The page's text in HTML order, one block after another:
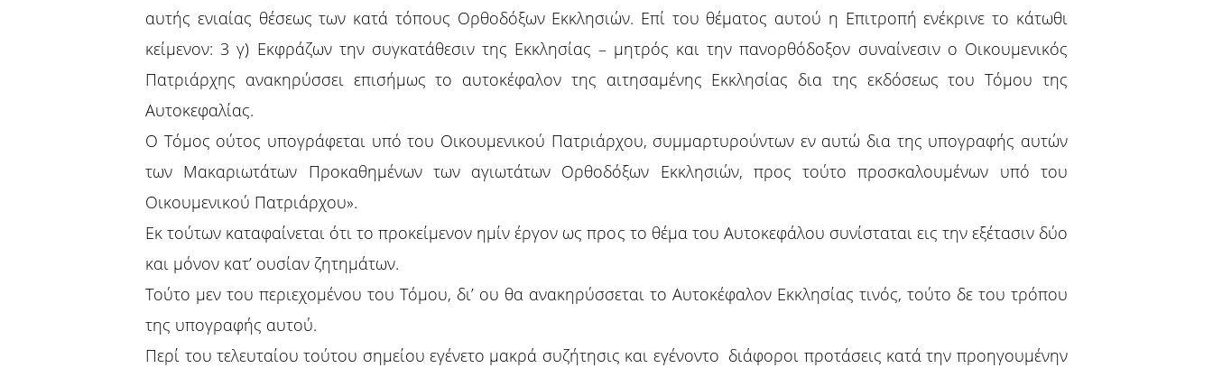
αυτής ενιαίας θέσεως των κατά τόπους Ορθοδόξων Εκκλησιών. Επί του θέματος αυτού η Επιτροπή ενέκρινε το κάτωθι
κείμενον: 3 γ) Εκφράζων την συγκατάθεσιν της Εκκλησίας – μητρός και την πανορθόδοξον συναίνεσιν ο Οικουμενικός
Πατριάρχης ανακηρύσσει επισήμως το αυτοκέφαλον της αιτησαμένης Εκκλησίας δια της εκδόσεως του Τόμου της
Αυτοκεφαλίας.
Ο Τόμος ούτος υπογράφεται υπό του Οικουμενικού Πατριάρχου, συμμαρτυρούντων εν αυτώ δια της υπογραφής αυτών
των Μακαριωτάτων Προκαθημένων των αγιωτάτων Ορθοδόξων Εκκλησιών, προς τούτο προσκαλουμένων υπό του
Οικουμενικού Πατριάρχου».
Εκ τούτων καταφαίνεται ότι το προκείμενον ημίν έργον ως προς το θέμα του Αυτοκεφάλου συνίσταται εις την εξέτασιν δύο
και μόνον κατ’ ουσίαν ζητημάτων.
Τούτο μεν του περιεχομένου του Τόμου, δι’ ου θα ανακηρύσσεται το Αυτοκέφαλον Εκκλησίας τινός, τούτο δε του τρόπου
της υπογραφής αυτού.
Περί του τελευταίου τούτου σημείου εγένετο μακρά συζήτησις και εγένοντο διάφοροι προτάσεις κατά την προηγουμένην